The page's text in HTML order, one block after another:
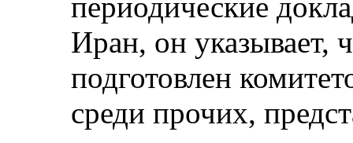
Иран, он указывает,
подготовлен
среди прочих,